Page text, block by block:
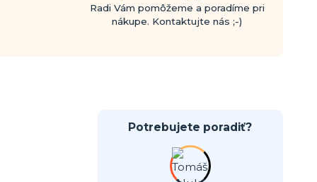
Radi Vám pomôžeme a poradíme pri
nákupe. Kontaktujte nás ;-)
Potrebujete poradiť?